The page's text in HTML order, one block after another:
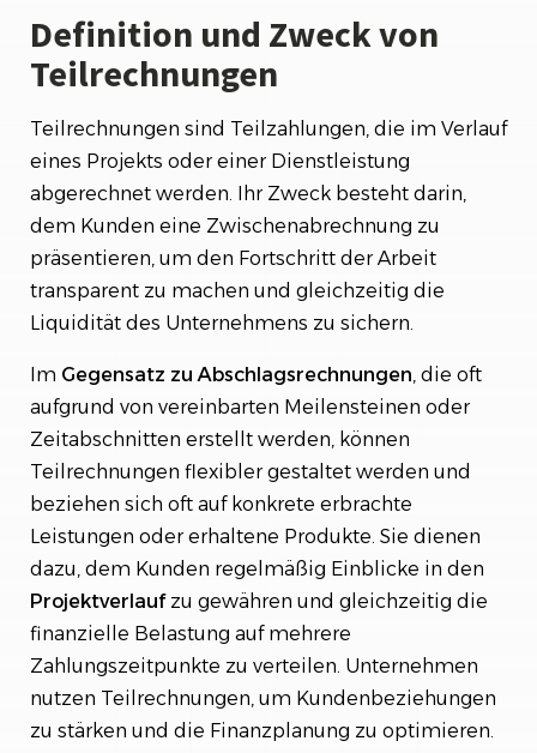
Definition und Zweck von
Teilrechnungen
Teilrechnungen sind Teilzahlungen, die im Verlauf
eines Projekts oder einer Dienstleistung
abgerechnet werden. Ihr Zweck besteht darin,
dem Kunden eine Zwischenabrechnung zu
präsentieren, um den Fortschritt der Arbeit
transparent zu machen und gleichzeitig die
Liquidität des Unternehmens zu sichern.
Im Gegensatz zu Abschlagsrechnungen, die oft
aufgrund von vereinbarten Meilensteinen oder
Zeitabschnitten erstellt werden, können
Teilrechnungen flexibler gestaltet werden und
beziehen sich oft auf konkrete erbrachte
Leistungen oder erhaltene Produkte. Sie dienen
dazu, dem Kunden regelmäßig Einblicke in den
Projektverlaufzu gewähren und gleichzeitig die
finanzielle Belastung auf mehrere
Zahlungszeitpunkte zu verteilen. Unternehmen
nutzen Teilrechnungen, um Kundenbeziehungen
zu stärken und die Finanzplanung zu optimieren.